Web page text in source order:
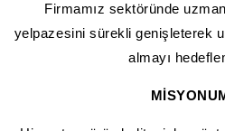
Firmamız sektöründe
yelpazesini sürekli genişleterek
almayı